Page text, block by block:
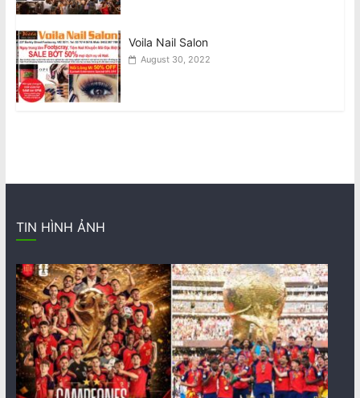
Voila Nail Salon
August 30, 2022
TIN HÌNH ẢNH